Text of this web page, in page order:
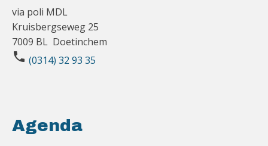
via poli MDL
Kruisbergseweg 25
7009 BL Doetinchem
phone (0314) 32 93 35
Agenda